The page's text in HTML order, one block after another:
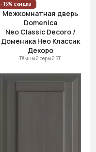
- 15% скидка
Межкомнатная дверь
Domenica
Neo Classic Decoro /
Доменика Нео Классик
Декоро
Тёмный серый ST